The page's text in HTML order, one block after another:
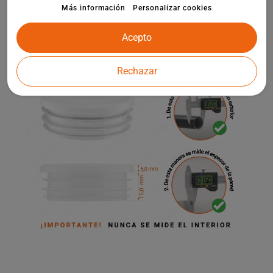
elementos de arquitectura de jardín.
Más información Personalizar cookies
Rechazar
Acepto